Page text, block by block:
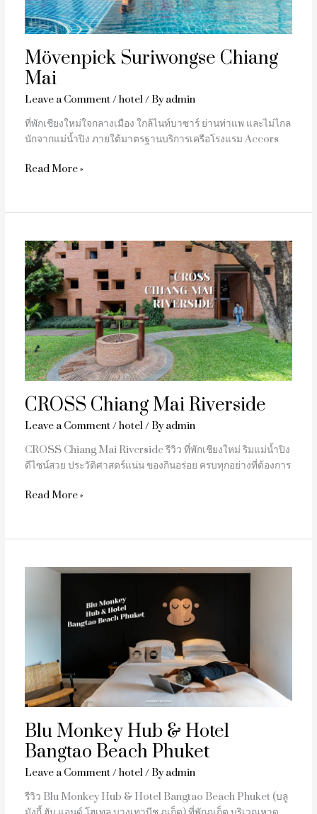
Mövenpick Suriwongse Chiang
Mai
Leave a Comment/hotel/ Byadmin
ที่พักเชียงใหม่ใจกลางเมือง ใกล้ไนท์บาซาร์ ย่านท่าแพ และไม่ไกล
นักจากแม่น้ำปิง ภายใต้มาตรฐานบริการเครือโรงแรม Accors
Read More »
CROSS Chiang Mai Riverside
Leave a Comment/hotel/ Byadmin
CROSS Chiang Mai Riverside รีวิว ที่พักเชียงใหม่ ริมแม่น้ำปิง
ดีไซน์สวย ประวัติศาสตร์แน่น ของกินอร่อย ครบทุกอย่างที่ต้องการ
CROSS
Chiang
Mai
Riverside
Read More »
Blu Monkey Hub & Hotel
Bangtao Beach Phuket
Leave a Comment/hotel/ Byadmin
รีวิว Blu Monkey Hub & Hotel Bangtao Beach Phuket (บลู
Beach
Phuket